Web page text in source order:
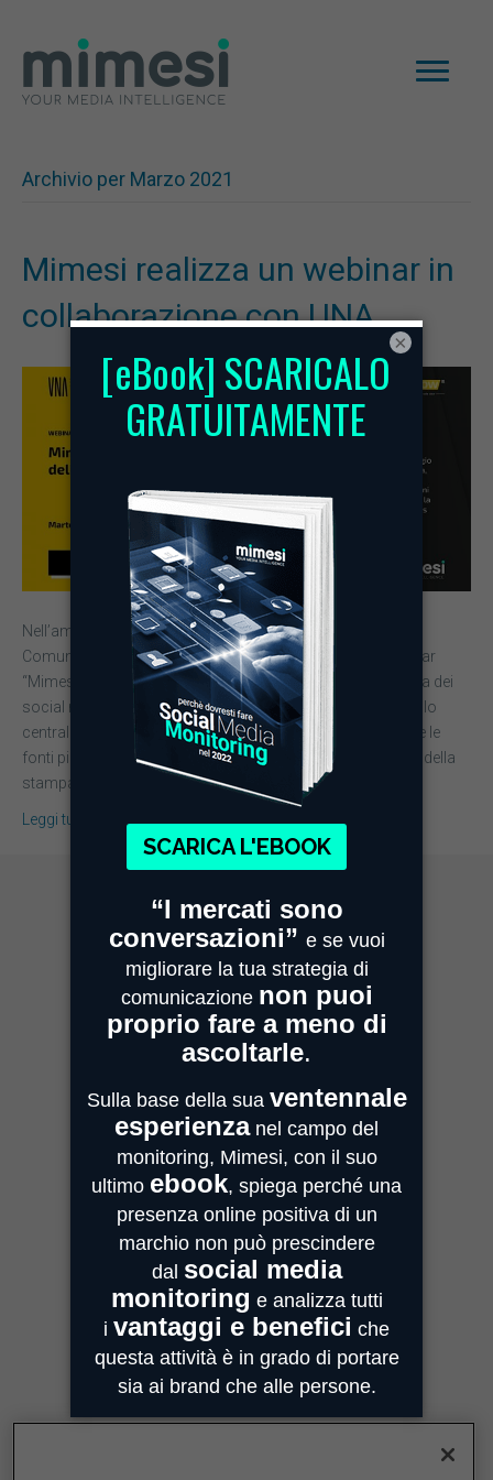
Archivio per Marzo 2021
Mimesi realizza un webinar in
collaborazione con UNA
Nell’ambito della partnership tra UNA Aziende della
Comunicazione Unite e DBInformation, prende vita il webinar
“Mimesi e l’uso strategico della Rassegna Stampa“. Nell’era dei
social network e degli influencer, i media detengono un ruolo
centrale nella comunicazione e vengono considerati come le
fonti più affidabili e attendibili: ecco perché il monitoraggio della
stampa è fondamentale per…
Leggi tutto
MIMESI MILANO
Sede Legale e Commerciale
Centro Direzionale Milanofiori
Strada 4, Palazzo A - Scala 2
20059 Assago
MIMESI PARMA
Sede Operativa
43100 Parma
MIMESI FORLÌ
Sede divisione Audio Video
Via Guido Bonali, 14
47121 Forlì
ASSISTENZA
customercare@mimesi.com
Tel. 0521 463811
×